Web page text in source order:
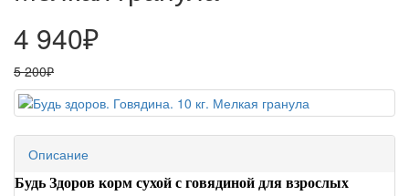
4 940₽
5 200₽
Описание
Будь Здоров корм сухой с говядиной для взрослых